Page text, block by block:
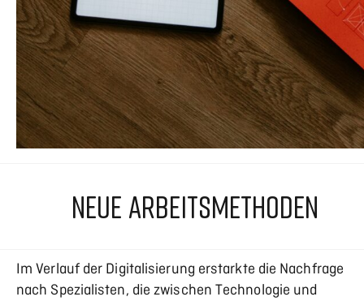
NEUE ARBEITSMETHODEN
Im Verlauf der Digitalisierung erstarkte die Nachfrage
nach Spezialisten, die zwischen Technologie und